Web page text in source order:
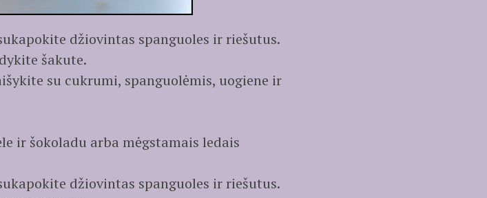
džiovintas spanguoles ir riešutus.
šakute.
su cukrumi, spanguolėmis, uogiene ir
ir šokoladu arba mėgstamais ledais
džiovintas spanguoles ir riešutus.